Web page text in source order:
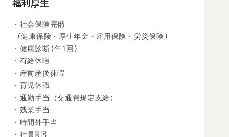
・社会保険完備
(健康保険・厚生年金・雇用保険・労災保険)
・健康診断(年1回)
・有給休暇
・産前産後休暇
・育児休職
・通勤手当（交通費規定支給）
・残業手当
・時間外手当
・社員割引